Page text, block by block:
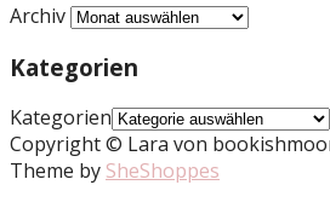
Archiv
Kategorien
Kategorien
Copyright © Lara von
Theme by SheShoppes